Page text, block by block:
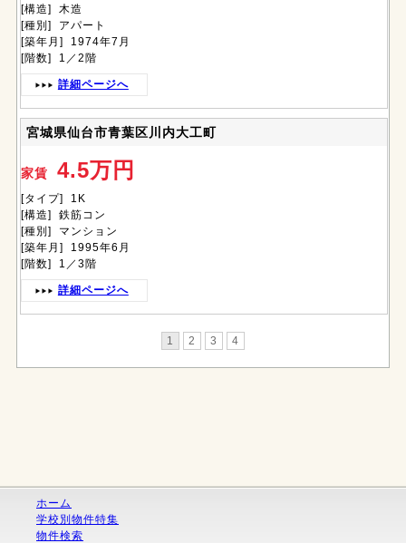
[構造] 木造
[種別] アパート
[築年月] 1974年7月
[階数] 1／2階
詳細ページへ
宮城県仙台市青葉区川内大工町
家賃 4.5万円
[タイプ] 1K
[構造] 鉄筋コン
[種別] マンション
[築年月] 1995年6月
[階数] 1／3階
詳細ページへ
1 2 3 4
ホーム
学校別物件特集
物件検索